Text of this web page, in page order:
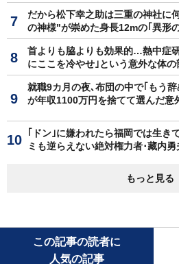
だから松下幸之助は三重の神社
の神様"が崇めた身長12mの｢異形
首よりも脇よりも効果的…熱中症
にここを冷やせ｣という意外な体の
就職9カ月の夜､布団の中で｢もう
が年収1100万円を捨てて選んだ意
｢ドン｣に嫌われたら福岡では生き
ミも逆らえない絶対権力者･藏内
もっと見る
この記事の読者に
人気の記事